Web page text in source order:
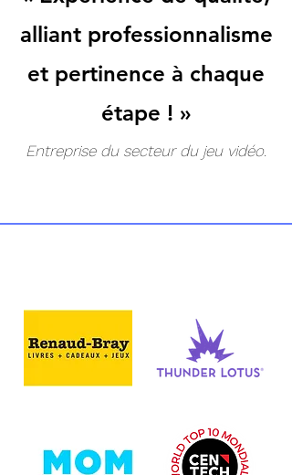
alliant professionnalisme
et pertinence à chaque
étape ! »
Entreprise du secteur du jeu vidéo.